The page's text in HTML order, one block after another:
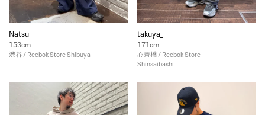
Natsu
153cm
渋谷 / Reebok Store Shibuya
takuya_
171cm
心斎橋 / Reebok Store
Shinsaibashi